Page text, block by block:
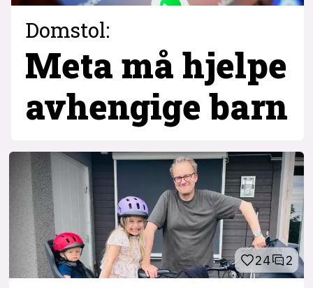
Domstol:
Meta må hjelpe
avhengige barn
24 2